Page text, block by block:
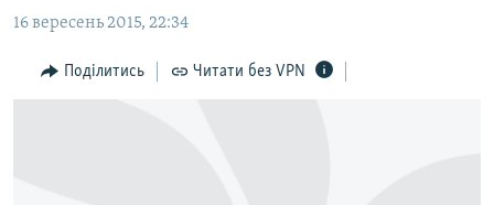
основної
навігації
Перейти
до
БЛОГИ
ПОГЛЯД
16 вересень 2015, 22:34
Поділитись Читати без VPN